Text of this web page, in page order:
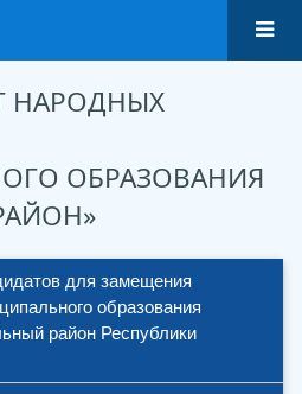
НАРОДНЫХ
ОБРАЗОВАНИЯ
для замещения
образования
район Республики